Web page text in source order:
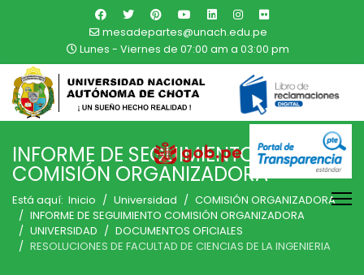
mesadepartes@unach.edu.pe
Lunes - Viernes de 07:00 am a 03:00 pm
INFORME DE SEGUIMIENTO
COMISIÓN ORGANIZADORA
Está aquí: Inicio Universidad
COMISIÓN ORGANIZADORA
INFORME DE SEGUIMIENTO COMISIÓN ORGANIZADORA
UNIVERSIDAD
DOCUMENTOS OFICIALES
RESOLUCIONES DE FACULTAD DE CIENCIAS DE LA INGENIERIA